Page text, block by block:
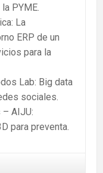
PYME.
La
ERP de un
para la
Lab: Big data
sociales.
AIJU:
para preventa.